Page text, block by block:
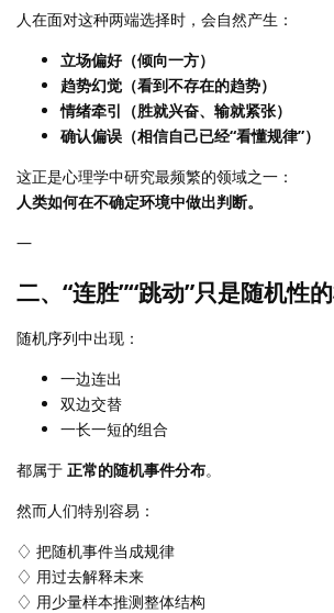
人在面对这种两端选择时，会自然产生：
立场偏好（倾向一方）
趋势幻觉（看到不存在的趋势）
情绪牵引（胜就兴奋、输就紧张）
确认偏误（相信自己已经“看懂规律”）
这正是心理学中研究最频繁的领域之一：
人类如何在不确定环境中做出判断。
—
二、“连胜”“跳动”只是随机性
随机序列中出现：
一边连出
双边交替
一长一短的组合
都属于 正常的随机事件分布。
然而人们特别容易：
♢ 把随机事件当成规律
♢ 用过去解释未来
♢ 用少量样本推测整体结构